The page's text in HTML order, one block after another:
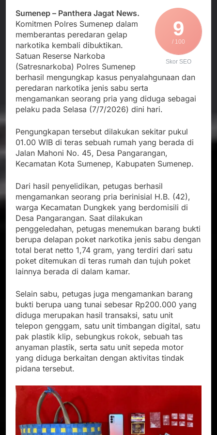
9
/ 100
Skor SEO
Sumenep – Panthera Jagat News.
Komitmen Polres Sumenep dalam
memberantas peredaran gelap
narkotika kembali dibuktikan.
Satuan Reserse Narkoba
(Satresnarkoba) Polres Sumenep
berhasil mengungkap kasus penyalahgunaan dan
peredaran narkotika jenis sabu serta
mengamankan seorang pria yang diduga sebagai
pelaku pada Selasa (7/7/2026) dini hari.
Pengungkapan tersebut dilakukan sekitar pukul
01.00 WIB di teras sebuah rumah yang berada di
Jalan Mahoni No. 45, Desa Pangarangan,
Kecamatan Kota Sumenep, Kabupaten Sumenep.
Dari hasil penyelidikan, petugas berhasil
mengamankan seorang pria berinisial H.B. (42),
warga Kecamatan Dungkek yang berdomisili di
Desa Pangarangan. Saat dilakukan
penggeledahan, petugas menemukan barang bukti
berupa delapan poket narkotika jenis sabu dengan
total berat netto 1,74 gram, yang terdiri dari satu
poket ditemukan di teras rumah dan tujuh poket
lainnya berada di dalam kamar.
Selain sabu, petugas juga mengamankan barang
bukti berupa uang tunai sebesar Rp200.000 yang
diduga merupakan hasil transaksi, satu unit
telepon genggam, satu unit timbangan digital, satu
pak plastik klip, sebungkus rokok, sebuah tas
anyaman plastik, serta satu unit sepeda motor
yang diduga berkaitan dengan aktivitas tindak
pidana tersebut.